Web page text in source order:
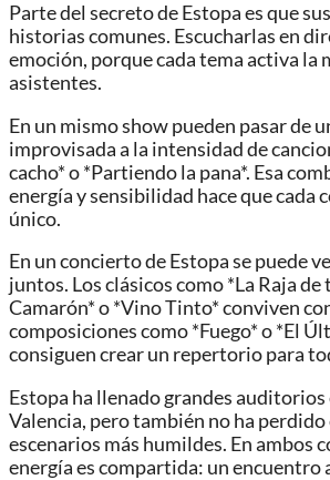
Parte del secreto de Estopa es que
historias comunes. Escucharlas en
emoción, porque cada tema activa la
asistentes.
En un mismo show pueden pasar de
improvisada a la intensidad de
cacho* o *Partiendo la pana*. Esa
energía y sensibilidad hace que cada
único.
En un concierto de Estopa se puede
juntos. Los clásicos como *La Raja de
Camarón* o *Vino Tinto* conviven
composiciones como *Fuego* o *El
consiguen crear un repertorio para
Estopa ha llenado grandes auditorios
Valencia, pero también no ha
escenarios más humildes. En ambos
energía es compartida: un encuentro